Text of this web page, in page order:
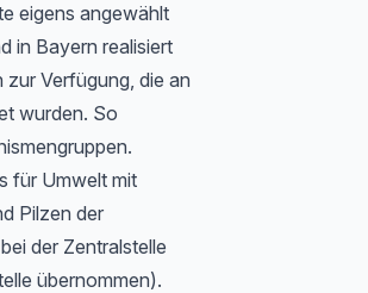
eigens angewählt
in Bayern realisiert
Verfügung, die an
wurden. So
für Umwelt mit
Pilzen der
der Zentralstelle
übernommen).